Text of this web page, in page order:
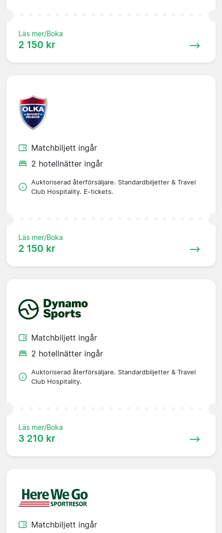
Läs mer/Boka
2 150 kr
Matchbiljett ingår
2 hotellnätter ingår
Auktoriserad återförsäljare. Standardbiljetter & Travel
Club Hospitality. E-tickets.
Läs mer/Boka
2 150 kr
Matchbiljett ingår
2 hotellnätter ingår
Auktoriserad återförsäljare. Standardbiljetter & Travel
Club Hospitality.
Läs mer/Boka
3 210 kr
Matchbiljett ingår